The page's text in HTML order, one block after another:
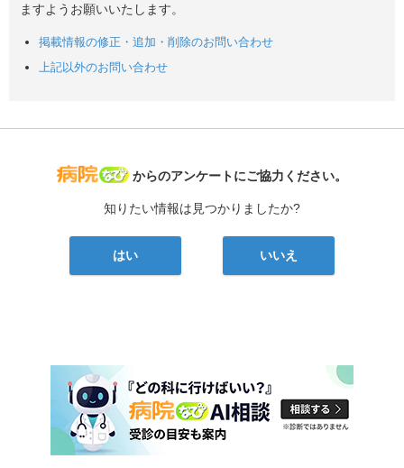
ますようお願いいたします。
掲載情報の修正・追加・削除のお問い合わせ
上記以外のお問い合わせ
病院なび
からのアンケートにご協力ください。
知りたい情報は見つかりましたか?
はい いいえ